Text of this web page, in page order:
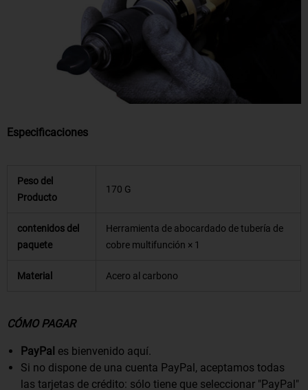
Especificaciones
Peso del
Producto
170 G
contenidos del
paquete
Herramienta de abocardado de tubería de
cobre multifunción × 1
Material Acero al carbono
CÓMO PAGAR
PayPal es bienvenido aquí.
Si no dispone de una cuenta PayPal, aceptamos todas
las tarjetas de crédito: sólo tiene que seleccionar "PayPal"